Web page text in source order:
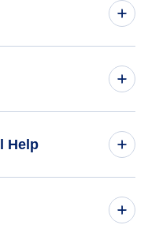
a BGR
Help